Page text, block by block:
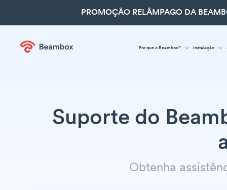
PROMOÇÃO RELÂMPAGO DA
Por que o Beambox? Instalação
Suporte do
Obtenha